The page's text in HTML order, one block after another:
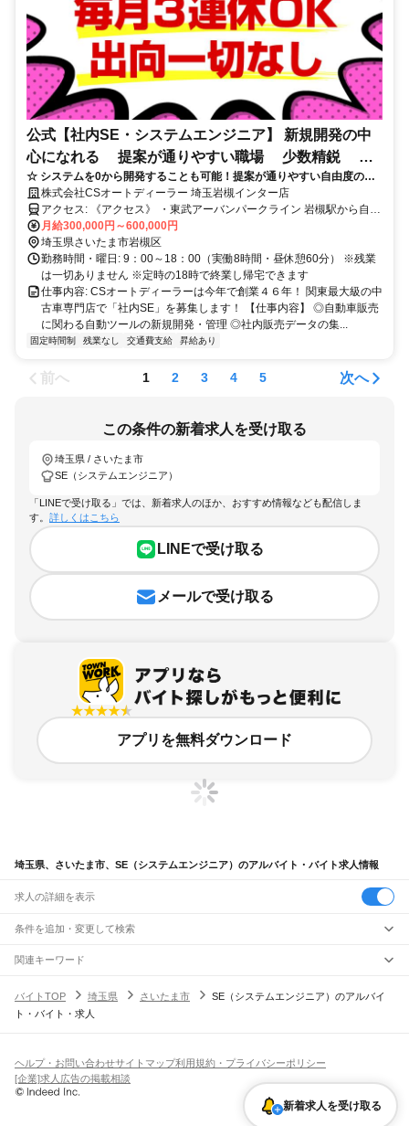
公式【社内SE・システムエンジニア】 新規開発の中
心になれる 提案が通りやすい職場 少数精鋭 意
思決定が早い会社
☆ システムを0から開発することも可能！提案が通りやすい自由度の高
い職場です！完全週休二日制！
株式会社CSオートディーラー 埼玉岩槻インター店
アクセス: 《アクセス》 ・東武アーバンパークライン 岩槻駅から自転
車で10分 ・東北自動車道岩槻インターから2分の位置 ・車、バイク
通勤可能（無料の社員駐車場完備）
月給300,000円～600,000円
埼玉県さいたま市岩槻区
勤務時間・曜日: 9：00～18：00（実働8時間・昼休憩60分） ※残業
は一切ありません ※定時の18時で終業し帰宅できます
仕事内容: CSオートディーラーは今年で創業４６年！ 関東最大級の中
古車専門店で「社内SE」を募集します！ 【仕事内容】 ◎自動車販売
に関わる自動ツールの新規開発・管理 ◎社内販売データの集...
固定時間制 残業なし 交通費支給 昇給あり
前へ 1 2 3 4 5 次へ
この条件の新着求人を受け取る
埼玉県 / さいたま市
SE（システムエンジニア）
「LINEで受け取る」では、新着求人のほか、おすすめ情報なども配信しま
す。 詳しくはこちら
LINEで受け取る
メールで受け取る
アプリを無料ダウンロード
埼玉県、さいたま市、SE（システムエンジニア）のアルバイト・バイト求人情報
求人の詳細を表示
条件を追加・変更して検索
市区町村を追加・変更
埼玉県すべて
さいたま市
春日部市狭山市羽生市鴻巣市深谷市上尾市草加市越谷市蕨市戸田市
朝霞市志木市和光市 八潮市富士見市三郷市蓮田市
坂戸市幸手市 ふじみ野市 白岡市騎西町 北川辺町
大里郡南埼玉郡 北葛飾郡
駅を追加・変更
JR八高線(八王子～高麗川)
金子駅 東飯能駅
職種を追加・変更
飲食・フードサービスすべて
ホールスタッフキッチンスタッフ
パン屋（ベーカリー）
バー（BAR）・バーテンダー
飲食店（店長・マネージャー）
人気
日払いOK高校生歓迎 髪型・髪色自由
留学生・外国人活躍中
雇用形態を追加・変更
関連キーワード
埼玉県 IT・Web・ゲームエンジニア プログラマー se
埼玉県 IT・Web・ゲームエンジニア se
バイトTOP 埼玉県 さいたま市
SE（システムエンジニア）のアルバイ
ト・バイト・求人
新着求人を受け取る
ヘルプ・お問い合わせサイトマップ利用規約・プライバシーポリシー
[企業]求人広告の掲載相談